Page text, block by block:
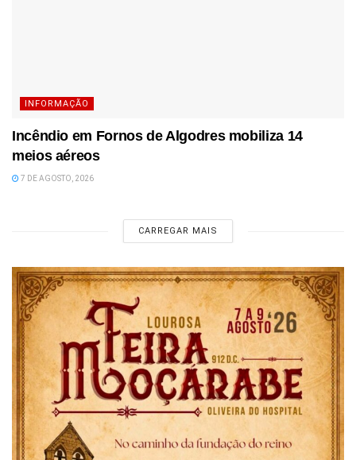
INFORMAÇÃO
Incêndio em Fornos de Algodres mobiliza 14
meios aéreos
7 DE AGOSTO, 2026
CARREGAR MAIS